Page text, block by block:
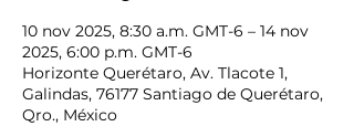
10 nov 2025, 8:30 a.m. GMT-6 – 14 nov
2025, 6:00 p.m. GMT-6
Horizonte Querétaro, Av. Tlacote 1,
Galindas, 76177 Santiago de Querétaro,
Qro., México